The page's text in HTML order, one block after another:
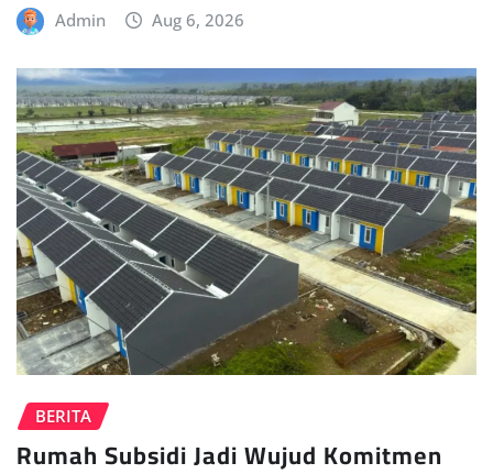
Admin Aug 6, 2026
BERITA
Rumah Subsidi Jadi Wujud Komitmen